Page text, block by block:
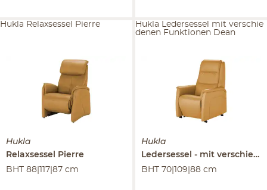
Hukla
Relaxsessel
Pierre
BHT 88|117|87 cm
Hukla Relaxsessel Pierre
Hukla
Ledersessel
mit verschiedenen Funktionen
BHT 70|109|88 cm
Hukla Ledersessel mit verschie
denen Funktionen Dean